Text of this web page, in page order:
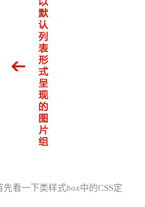
先看一下类样式box中的CSS定